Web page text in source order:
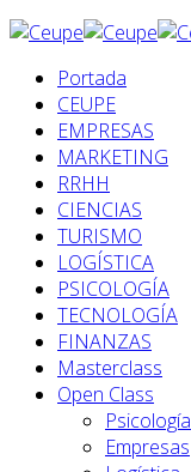
Portada
CEUPE
EMPRESAS
MARKETING
RRHH
CIENCIAS
TURISMO
LOGÍSTICA
PSICOLOGÍA
TECNOLOGÍA
FINANZAS
Masterclass
Open Class
Psicología
Empresas